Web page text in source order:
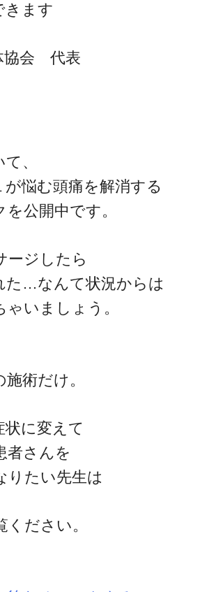
きます
協会 代表
、
が悩む頭痛を解消する
公開中です。
ージしたら
た…なんて状況からは
いましょう。
術だけ。
状に変えて
者さんを
りたい先生は
ださい。